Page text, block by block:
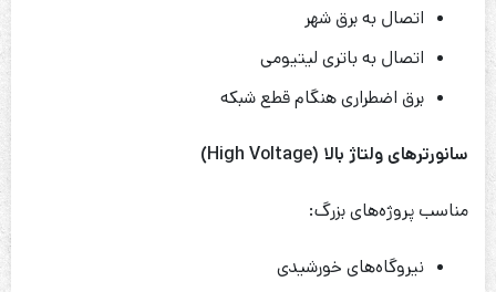
اتصال به برق شهر
اتصال به باتری لیتیومی
برق اضطراری هنگام قطع شبکه
سانورترهای ولتاژ بالا (High Voltage)
مناسب پروژه‌های بزرگ:
نیروگاه‌های خورشیدی